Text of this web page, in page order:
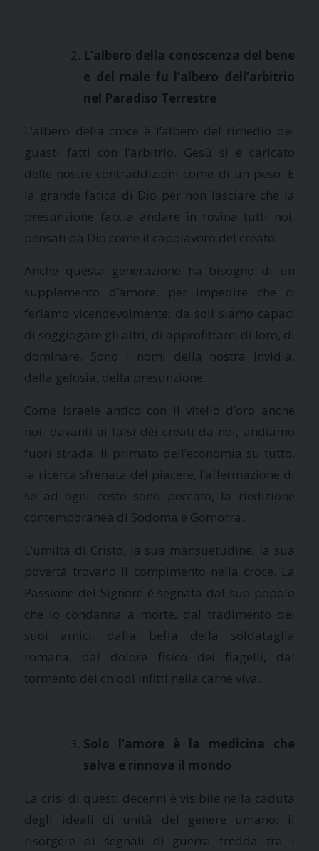
L’albero della conoscenza del bene
e del male fu l’albero dell’arbitrio
nel Paradiso Terrestre
L’albero della croce è l’albero del rimedio dei
guasti fatti con l’arbitrio. Gesù si è caricato
delle nostre contraddizioni come di un peso. È
la grande fatica di Dio per non lasciare che la
presunzione faccia andare in rovina tutti noi,
pensati da Dio come il capolavoro del creato.
Anche questa generazione ha bisogno di un
supplemento d’amore, per impedire che ci
feriamo vicendevolmente: da soli siamo capaci
di soggiogare gli altri, di approfittarci di loro, di
dominare. Sono i nomi della nostra
invidia,
della gelosia, della presunzione.
Come Israele antico con il vitello d’oro anche
noi, davanti ai falsi dèi creati da noi, andiamo
fuori strada. Il primato dell’economia su tutto,
la ricerca sfrenata del piacere, l’affermazione di
sé ad ogni costo sono peccato, la riedizione
contemporanea di Sodoma e Gomorra.
L’umiltà di Cristo, la sua mansuetudine, la sua
povertà trovano il compimento nella croce. La
Passione del Signore è segnata dal suo popolo
che lo condanna a morte, dal tradimento dei
suoi amici, dalla beffa della soldataglia
romana, dal dolore fisico dei flagelli, dal
tormento dei chiodi infitti nella carne viva.
Solo l’amore è la medicina che
salva e rinnova il mondo
La crisi di questi decenni è visibile nella caduta
degli ideali di unità del genere umano: il
risorgere di segnali di guerra fredda tra i